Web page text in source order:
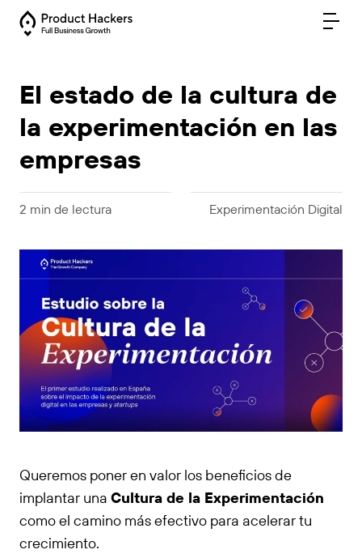
El estado de la cultura de
la experimentación en las
empresas
2 min de lectura Experimentación Digital
Queremos poner en valor los beneficios de
implantar una Cultura de la Experimentación
como el camino más efectivo para acelerar tu
crecimiento.